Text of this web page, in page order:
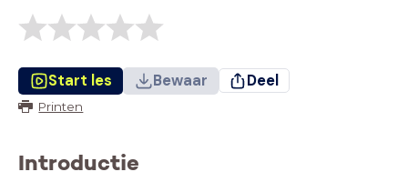
Start les Bewaar Deel
Printen
Introductie